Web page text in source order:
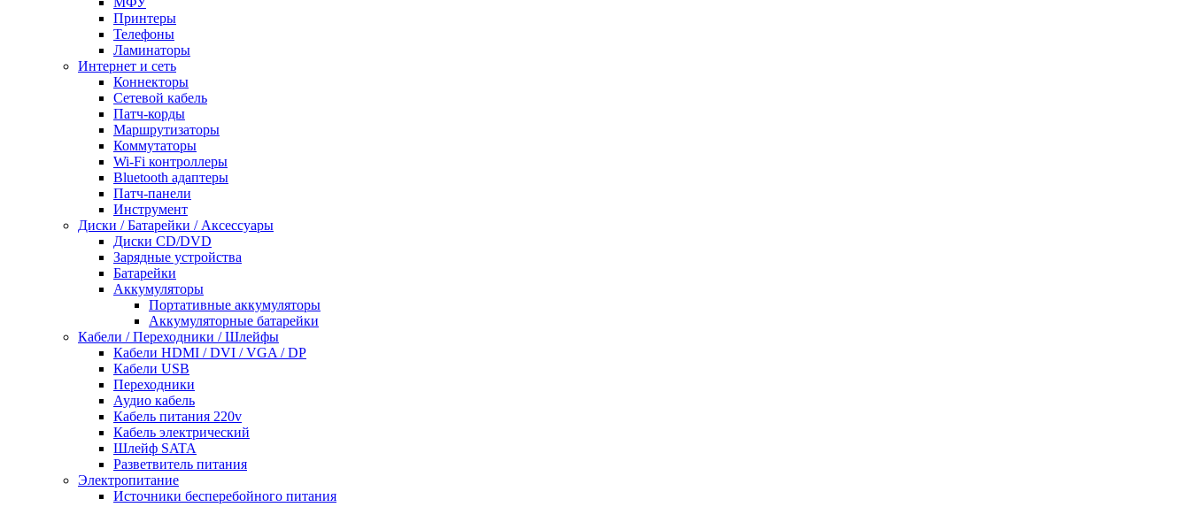
Принтеры
Телефоны
Ламинаторы
Интернет и сеть
Коннекторы
Сетевой кабель
Патч-корды
Маршрутизаторы
Коммутаторы
Wi-Fi контроллеры
Bluetooth адаптеры
Патч-панели
Инструмент
Диски / Батарейки / Аксессуары
Диски CD/DVD
Зарядные устройства
Батарейки
Аккумуляторы
Портативные аккумуляторы
Аккумуляторные батарейки
Кабели / Переходники / Шлейфы
Кабели HDMI / DVI / VGA / DP
Кабели USB
Переходники
Аудио кабель
Кабель питания 220v
Кабель электрический
Шлейф SATA
Разветвитель питания
Электропитание
Источники бесперебойного питания